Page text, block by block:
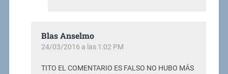
Blas Anselmo
24/03/2016 a las 1:02 PM
TITO EL COMENTARIO ES FALSO NO HUBO MÁS